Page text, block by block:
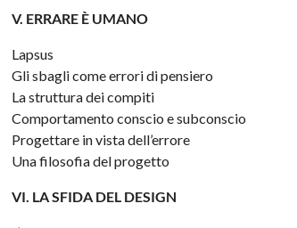
V. ERRARE È UMANO
Lapsus
Gli sbagli come errori di pensiero
La struttura dei compiti
Comportamento conscio e subconscio
Progettare in vista dell’errore
Una filosofia del progetto
VI. LA SFIDA DEL DESIGN